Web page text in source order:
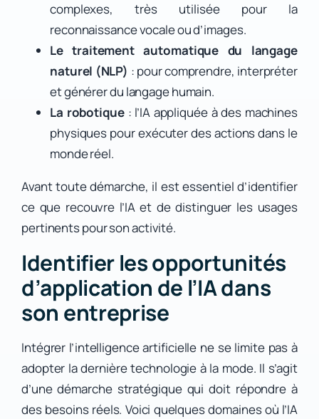
complexes, très utilisée pour la
reconnaissance vocale ou d’images.
Le traitement automatique du langage
naturel (NLP) : pour comprendre, interpréter
et générer du langage humain.
La robotique: l’IA appliquée à des machines
physiques pour exécuter des actions dans le
monde réel.
Avant toute démarche, il est essentiel d’identifier
ce que recouvre l’IA et de distinguer les usages
pertinents pour son activité.
Identifier les opportunités
d’application de l’IA dans
son entreprise
Intégrer l’intelligence artificielle ne se limite pas à
adopter la dernière technologie à la mode. Il s’agit
d’une démarche stratégique qui doit répondre à
des besoins réels. Voici quelques domaines où l’IA